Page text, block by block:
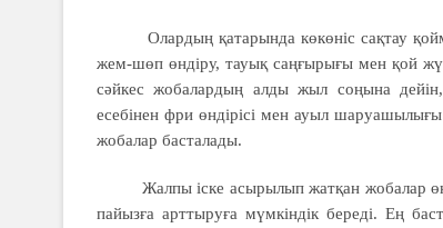
Олардың қатарында көкөніс сақтау
жем-шөп өндіру, тауық саңғырығы мен қой
сәйкес жобалардың алды жыл соңына
есебінен фри өндірісі мен ауыл
жобалар басталады.
Жалпы іске асырылып жатқан жобалар
пайызға арттыруға мүмкіндік береді. Ең